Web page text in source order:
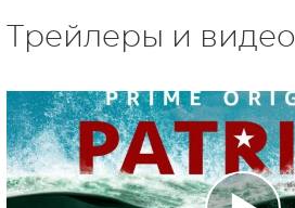
Трейлеры и видео